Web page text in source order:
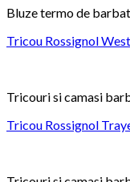
Bluze termo de
Tricou Rossignol
Tricouri si camasi
Tricou Rossignol